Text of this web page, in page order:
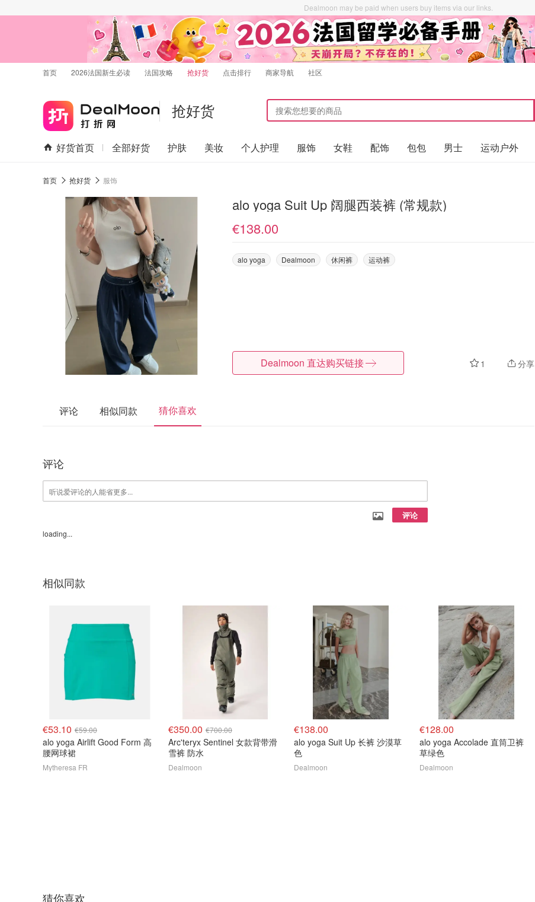
Dealmoon may be paid when users buy items via our links.
首页 2026法国新生必读 法国攻略 抢好货 点击排行 商家导航 社区
抢好货
好货首页 全部好货 护肤 美妆 个人护理 服饰 女鞋 配饰 包包 男士 运动户外
首页 抢好货 服饰
alo yoga Suit Up 阔腿西装裤 (常规款)
€138.00
alo yoga Dealmoon 休闲裤 运动裤
1 分享
Dealmoon 直达购买链接
评论 相似同款 猜你喜欢
评论
评论
loading...
相似同款
€53.10 €59.00
alo yoga Airlift Good Form 高
腰网球裙
Mytheresa FR
€350.00 €700.00
Arc'teryx Sentinel 女款背带滑
雪裤 防水
Dealmoon
€138.00
alo yoga Suit Up 长裤 沙漠草
色
Dealmoon
€128.00
alo yoga Accolade 直筒卫裤
草绿色
Dealmoon
猜你喜欢